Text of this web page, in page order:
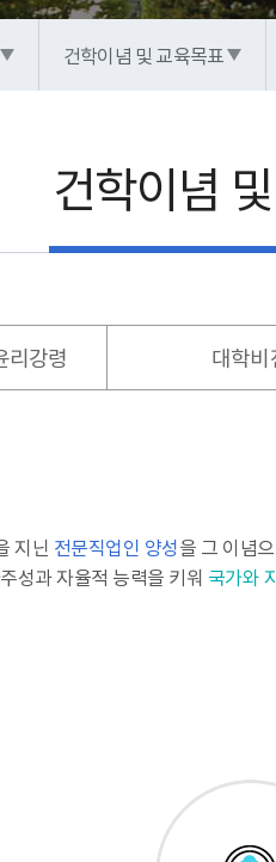
전체 공지사항
개인정보관
보도자료
캠퍼스맵
지식산업융
상담·인권
일송체육관
통학버스
정보공개제
건학이념 및 교육목표
건학이념
리강령 대학비
지닌 전문직업인 양성을 그 이념
성과 자율적 능력을 키워 국가와